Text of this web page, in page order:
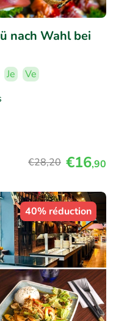
nach Wahl bei
Je
Ve
€28,20 €16,90
40% réduction